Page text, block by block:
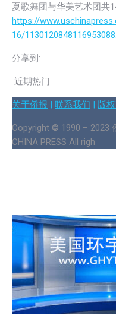
夏歌舞团与华美艺术团共
https://
16/
分享到:
近期热门
关于侨报 | 联系我们 | 版
Copyright © 1990 – 2023
CHINA PRESS All righ